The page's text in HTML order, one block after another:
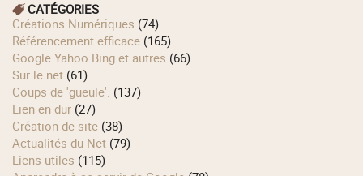
CATÉGORIES
Créations Numériques (74)
Référencement efficace (165)
Google Yahoo Bing et autres (66)
Sur le net (61)
Coups de 'gueule'. (137)
Lien en dur (27)
Création de site (38)
Actualités du Net (79)
Liens utiles (115)